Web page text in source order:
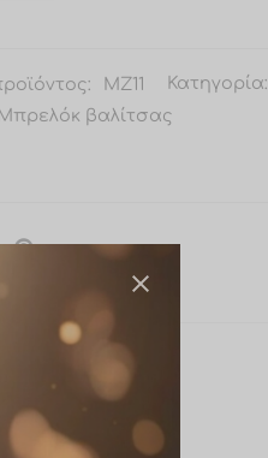
MZ11 Κατηγορία:
Μπρελόκ βαλίτσας